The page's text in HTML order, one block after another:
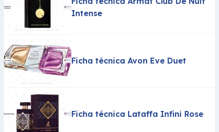
Intense
Ficha técnica Avon Eve Duet
Ficha técnica Lataffa Infini Rose